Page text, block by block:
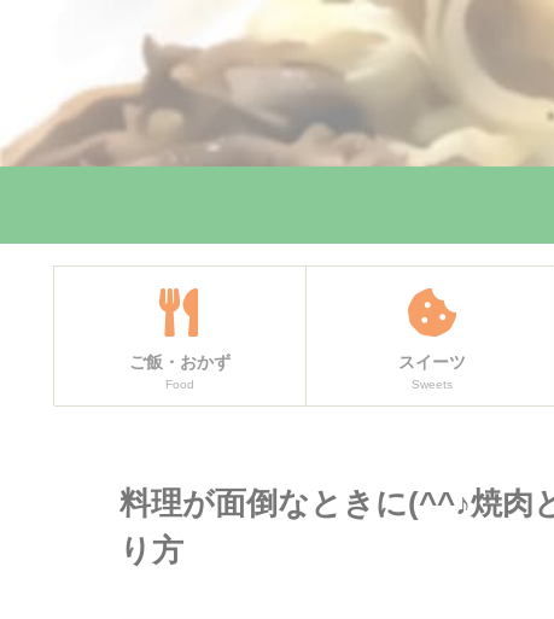
ご飯・おかず
Food
スイーツ
Sweets
料理が面倒なときに(^^♪焼
り方